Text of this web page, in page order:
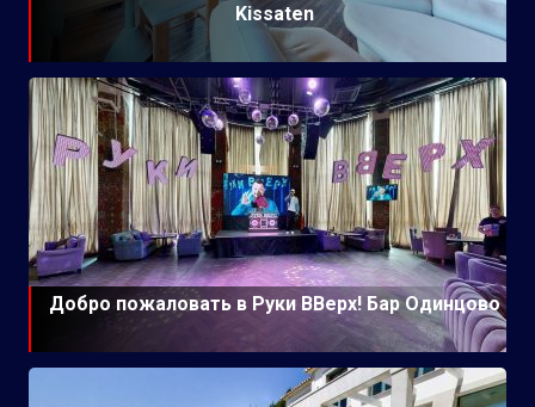
Kissaten
Добро пожаловать в Руки ВВерх! Бар Одинцово